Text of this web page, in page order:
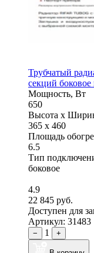
Трубчатый
секций
Мощность, Вт
650
Высота x
365 x 460
Площадь
6.5
Тип
боковое
4.9
22 845 руб.
Доступен для
Артикул: 31483
− 1 +